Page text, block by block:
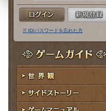
ー
ル
ア
ド
レ
ス
パ
ス
ー
ド
※ ID/パスワードを忘れた方
ゲームガイド
世界観
サイドストーリー